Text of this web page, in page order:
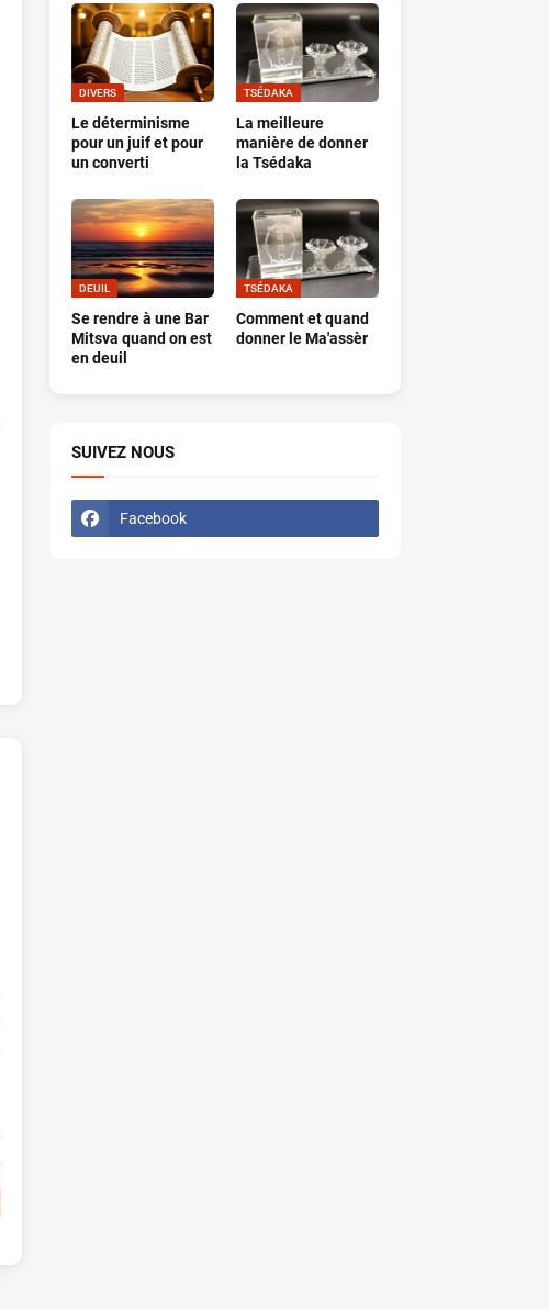
DIVERS
Le déterminisme
pour un juif et pour
un converti
TSÉDAKA
La meilleure
manière de donner
la Tsédaka
DEUIL
Se rendre à une Bar
Mitsva quand on est
en deuil
TSÉDAKA
Comment et quand
donner le Ma'assèr
SUIVEZ NOUS
Facebook